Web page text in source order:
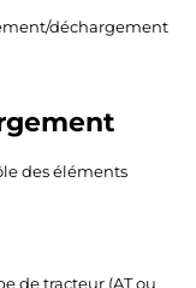
déchargement
des éléments
de tracteur (AT ou